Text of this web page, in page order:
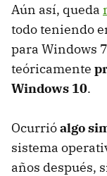
Aún así, queda
todo teniendo
para Windows 7
teóricamente
Windows 10.
Ocurrióalgo
sistema
años después,